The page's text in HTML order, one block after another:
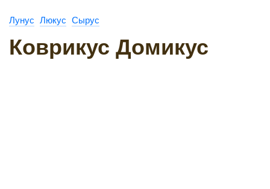
Лунус Люкус Сырус
Коврикус Домикус